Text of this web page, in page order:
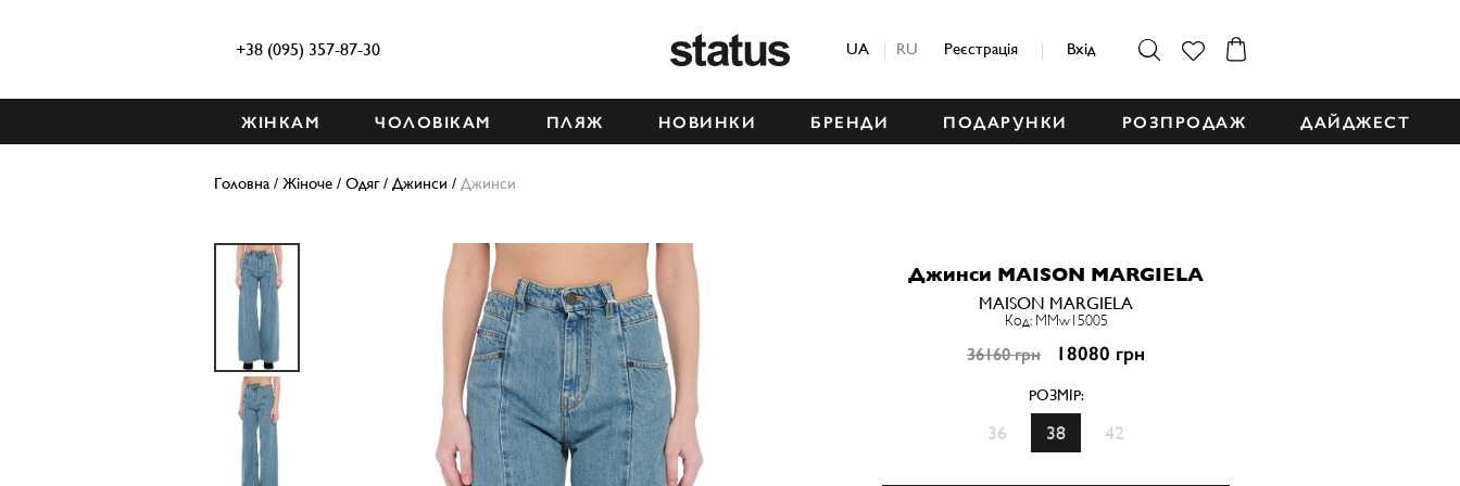
+38 (095) 357-87-30 UA RU Реєстрація Вхід
ЖІНКАМ ЧОЛОВІКАМ ПЛЯЖ НОВИНКИ БРЕНДИ ПОДАРУНКИ РОЗПРОДАЖ ДАЙДЖЕСТ
Головна / Жіноче / Одяг/ Джинси / Джинси
Джинси MAISON MARGIELA
MAISON MARGIELA
Код: MMw15005
36160 грн 18080 грн
РОЗМІР:
36 38 42